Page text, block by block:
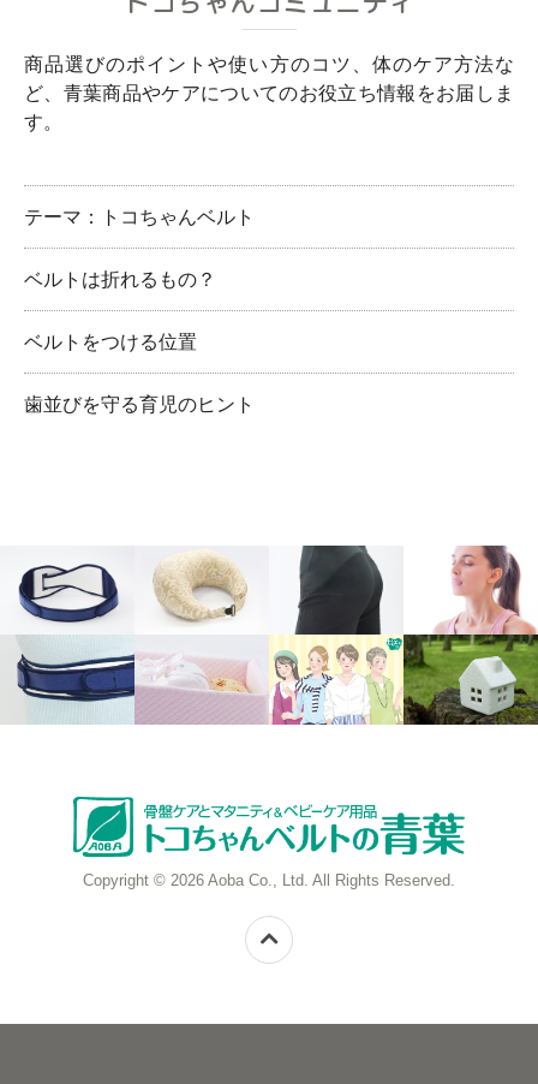
商品選びのポイントや使い方のコツ、体のケア方法な
ど、青葉商品やケアについてのお役立ち情報をお届しま
す。
テーマ：トコちゃんベルト
ベルトは折れるもの？
ベルトをつける位置
歯並びを守る育児のヒント
Copyright © 2026 Aoba Co., Ltd. All Rights Reserved.